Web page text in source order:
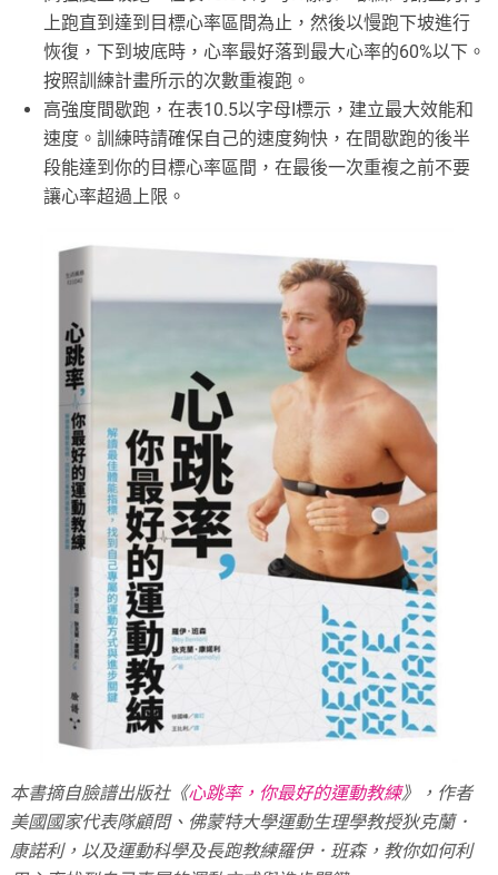
上跑直到達到目標心率區間為止，然後以慢跑下坡進行
恢復，下到坡底時，心率最好落到最大心率的60%以下。
按照訓練計畫所示的次數重複跑。
高強度間歇跑，在表10.5以字母I標示，建立最大效能和
速度。訓練時請確保自己的速度夠快，在間歇跑的後半
段能達到你的目標心率區間，在最後一次重複之前不要
讓心率超過上限。
本書摘自臉譜出版社《心跳率，你最好的運動教練》，作者
美國國家代表隊顧問、佛蒙特大學運動生理學教授狄克蘭．
康諾利，以及運動科學及長跑教練羅伊．班森，教你如何利